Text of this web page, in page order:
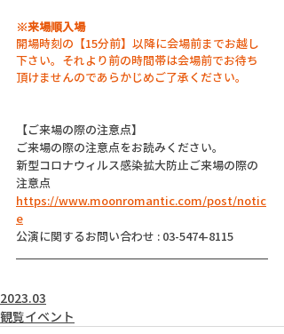
※来場順入場
開場時刻の【15分前】以降に会場前までお越し
下さい。それより前の時間帯は会場前でお待ち
頂けませんのであらかじめご了承ください。
【ご来場の際の注意点】
ご来場の際の注意点をお読みください。
新型コロナウィルス感染拡大防止ご来場の際の
注意点
https://www.moonromantic.com/post/notic
e
公演に関するお問い合わせ : 03-5474-8115
2023.03
観覧イベント